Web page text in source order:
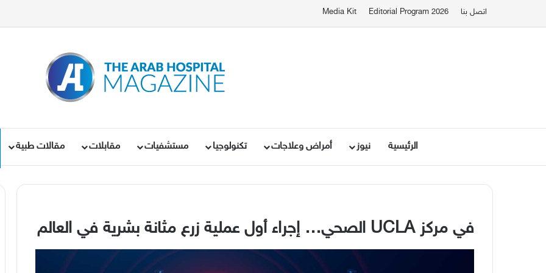
اتصل بنا Editorial Program 2026
Media Kit
الرئيسية نيوز أمراض وعلاجات تكنولوجيا مستشفيات مقابلات مقالات طبية
في مركز UCLA الصحي… إجراء أول عملية زرع مثانة بشرية في العالم